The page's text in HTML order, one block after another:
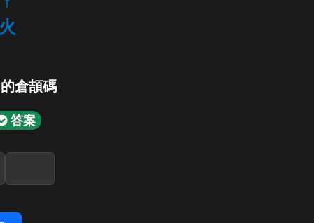
倉頡碼
答案